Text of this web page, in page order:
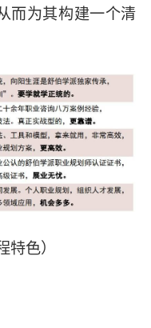
而为其构建一个清
特色）